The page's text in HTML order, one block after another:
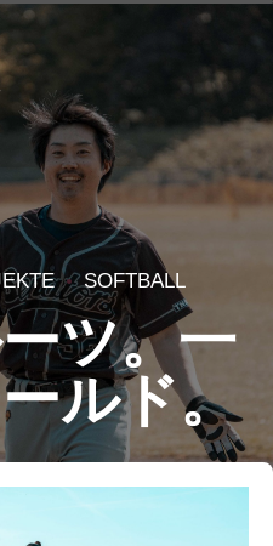
SOFTBALL
ツ。一
ルド。